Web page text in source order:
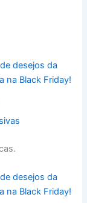
desejos da
na Black Friday!
desejos da
na Black Friday!